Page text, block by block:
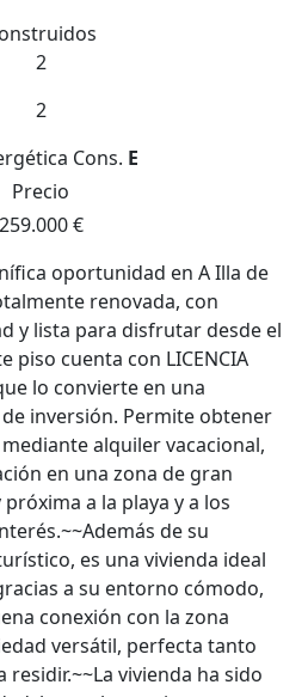
2
2
Cons. E
Precio
259.000 €
oportunidad en A Illa de
renovada, con
y lista para disfrutar desde el
piso cuenta con LICENCIA
lo convierte en una
inversión. Permite obtener
alquiler vacacional,
en una zona de gran
a la playa y a los
de su
es una vivienda ideal
a su entorno cómodo,
conexión con la zona
versátil, perfecta tanto
vivienda ha sido